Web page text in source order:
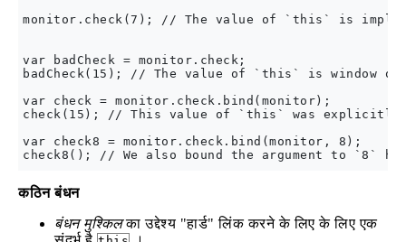
monitor.check(7); // The value of `this` is
var badCheck = monitor.check;
badCheck(15); // The value of `this` is window
var check = monitor.check.bind(monitor);
check(15); // This value of `this` was explicitly
var check8 = monitor.check.bind(monitor, 8);
कठिन बंधन
बंधन मुश्किलका उद्देश्य "हार्ड" लिंक करने के लिए के लिए एक